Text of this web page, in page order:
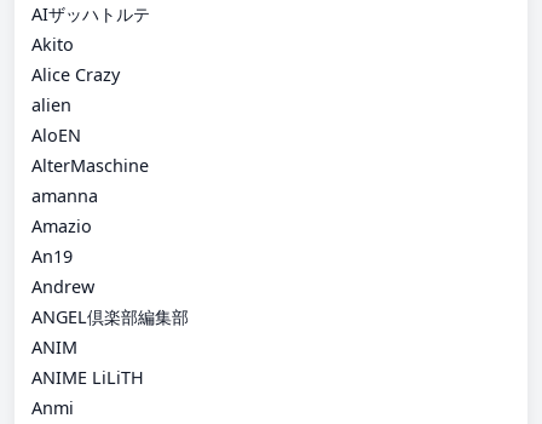
AIザッハトルテ
Akito
Alice Crazy
alien
AloEN
AlterMaschine
amanna
Amazio
An19
Andrew
ANGEL倶楽部編集部
ANIM
ANIME LiLiTH
Anmi